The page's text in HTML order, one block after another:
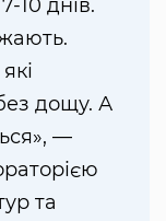
10 днів.
дощу. А
—
та